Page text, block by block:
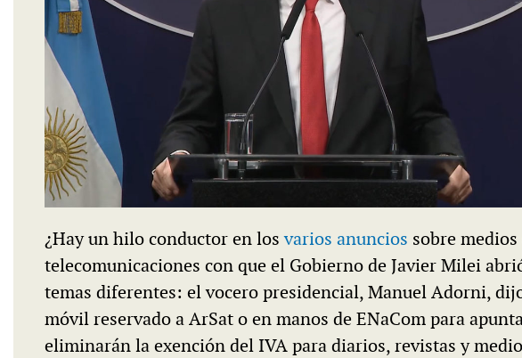
¿Hay un hilo conductor en losvarios anuncios sobre
telecomunicaciones con que el Gobierno de Javier Milei
temas diferentes: el vocero presidencial, Manuel Adorni,
móvil reservado a ArSat o en manos de ENaCom para
eliminarán la exención del IVA para diarios, revistas y